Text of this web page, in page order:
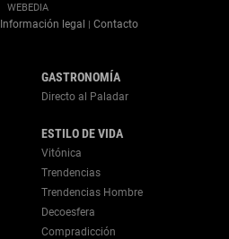
WEBEDIA
Información legal | Contacto
GASTRONOMÍA
Directo al Paladar
ESTILO DE VIDA
Vitónica
Trendencias
Trendencias Hombre
Decoesfera
Compradicción